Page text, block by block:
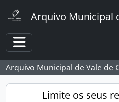
Arquivo Municipal
Toggle navigation
Arquivo Municipal de Vale de
Limite os seus